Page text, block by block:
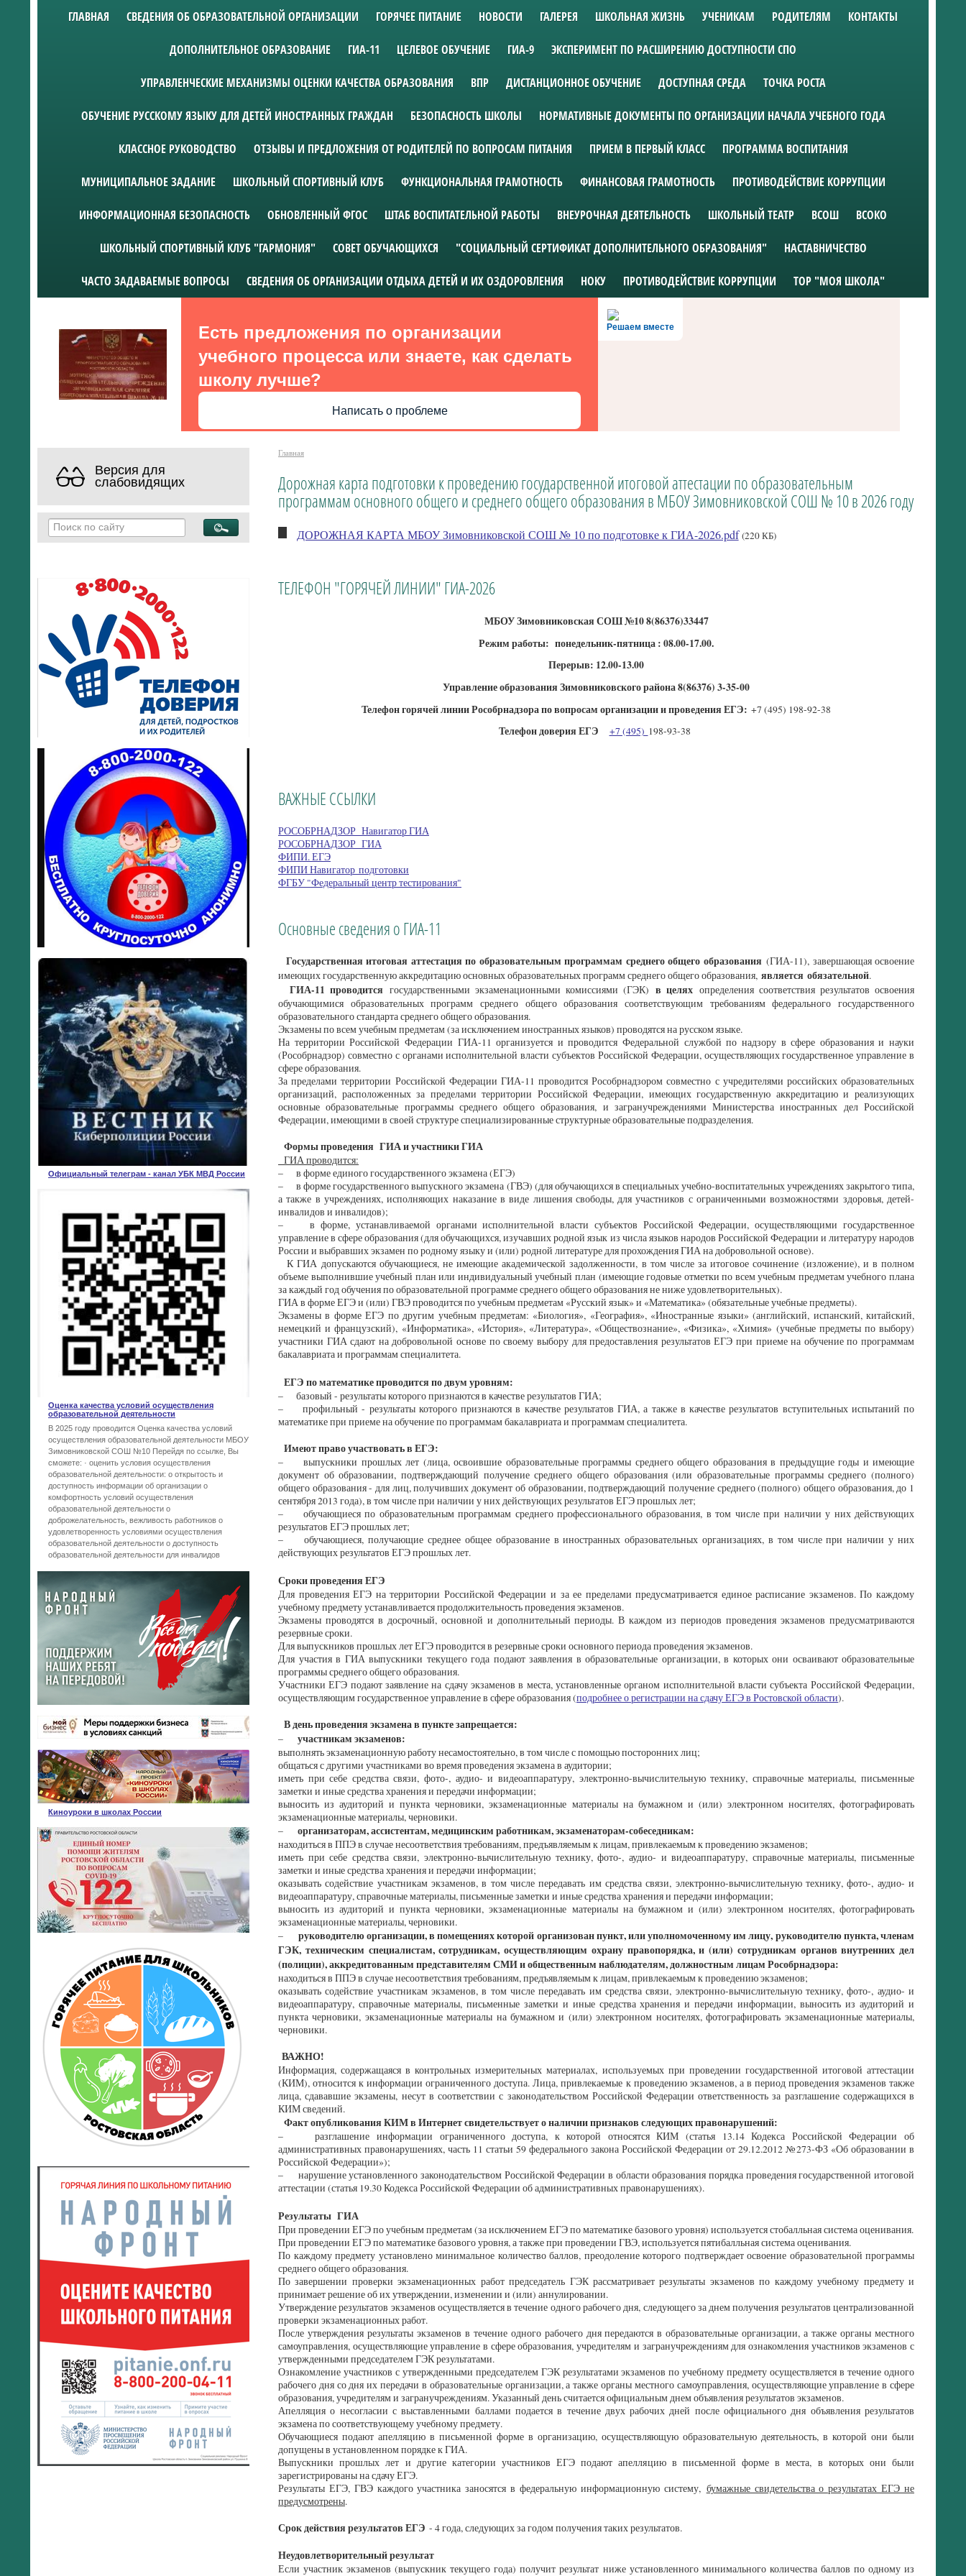
ГЛАВНАЯ СВЕДЕНИЯ ОБ ОБРАЗОВАТЕЛЬНОЙ ОРГАНИЗАЦИИ ГОРЯЧЕЕ ПИТАНИЕ НОВОСТИ ГАЛЕРЕЯ ШКОЛЬНАЯ ЖИЗНЬ УЧЕНИКАМ РОДИТЕЛЯМ КОНТАКТЫ
ДОПОЛНИТЕЛЬНОЕ ОБРАЗОВАНИЕ ГИА-11 ЦЕЛЕВОЕ ОБУЧЕНИЕ ГИА-9 ЭКСПЕРИМЕНТ ПО РАСШИРЕНИЮ ДОСТУПНОСТИ СПО
УПРАВЛЕНЧЕСКИЕ МЕХАНИЗМЫ ОЦЕНКИ КАЧЕСТВА ОБРАЗОВАНИЯ ВПР ДИСТАНЦИОННОЕ ОБУЧЕНИЕ ДОСТУПНАЯ СРЕДА ТОЧКА РОСТА
ОБУЧЕНИЕ РУССКОМУ ЯЗЫКУ ДЛЯ ДЕТЕЙ ИНОСТРАННЫХ ГРАЖДАН БЕЗОПАСНОСТЬ ШКОЛЫ НОРМАТИВНЫЕ ДОКУМЕНТЫ ПО ОРГАНИЗАЦИИ НАЧАЛА УЧЕБНОГО ГОДА
КЛАССНОЕ РУКОВОДСТВО ОТЗЫВЫ И ПРЕДЛОЖЕНИЯ ОТ РОДИТЕЛЕЙ ПО ВОПРОСАМ ПИТАНИЯ ПРИЕМ В ПЕРВЫЙ КЛАСС ПРОГРАММА ВОСПИТАНИЯ
МУНИЦИПАЛЬНОЕ ЗАДАНИЕ ШКОЛЬНЫЙ СПОРТИВНЫЙ КЛУБ ФУНКЦИОНАЛЬНАЯ ГРАМОТНОСТЬ ФИНАНСОВАЯ ГРАМОТНОСТЬ ПРОТИВОДЕЙСТВИЕ КОРРУПЦИИ
ИНФОРМАЦИОННАЯ БЕЗОПАСНОСТЬ ОБНОВЛЕННЫЙ ФГОС ШТАБ ВОСПИТАТЕЛЬНОЙ РАБОТЫ ВНЕУРОЧНАЯ ДЕЯТЕЛЬНОСТЬ ШКОЛЬНЫЙ ТЕАТР ВСОШ ВСОКО
ШКОЛЬНЫЙ СПОРТИВНЫЙ КЛУБ "ГАРМОНИЯ" СОВЕТ ОБУЧАЮЩИХСЯ "СОЦИАЛЬНЫЙ СЕРТИФИКАТ ДОПОЛНИТЕЛЬНОГО ОБРАЗОВАНИЯ" НАСТАВНИЧЕСТВО
ЧАСТО ЗАДАВАЕМЫЕ ВОПРОСЫ СВЕДЕНИЯ ОБ ОРГАНИЗАЦИИ ОТДЫХА ДЕТЕЙ И ИХ ОЗДОРОВЛЕНИЯ НОКУ ПРОТИВОДЕЙСТВИЕ КОРРУПЦИИ ТОР "МОЯ ШКОЛА"
Решаем вместе
Есть предложения по организации
учебного процесса или знаете, как сделать
школу лучше?
Написать о проблеме
Версия для
слабовидящих
Официальный телеграм - канал УБК МВД России
Оценка качества условий осуществления
образовательной деятельности
В 2025 году проводится Оценка качества условий
осуществления образовательной деятельности МБОУ
Зимовниковской СОШ №10 Перейдя по ссылке, Вы
сможете: · оценить условия осуществления
образовательной деятельности: o открытость и
доступность информации об организации o
комфортность условий осуществления
образовательной деятельности o
доброжелательность, вежливость работников o
удовлетворенность условиями осуществления
образовательной деятельности o доступность
образовательной деятельности для инвалидов
Киноуроки в школах России
Главная
Дорожная карта подготовки к проведению государственной итоговой аттестации по образовательным
программам основного общего и среднего общего образования в МБОУ Зимовниковской СОШ № 10 в 2026 году
ДОРОЖНАЯ КАРТА МБОУ Зимовниковской СОШ № 10 по подготовке к ГИА-2026.pdf (220 КБ)
ТЕЛЕФОН "ГОРЯЧЕЙ ЛИНИИ" ГИА-2026
МБОУ Зимовниковская СОШ №108(86376)33447
Режим работы: понедельник-пятница : 08.00-17.00.
Перерыв: 12.00-13.00
Управление образования Зимовниковского района8(86376) 3-35-00
Телефон горячей линии Рособрнадзора по вопросам организации и проведения ЕГЭ: +7 (495) 198-92-38
Телефон доверия ЕГЭ +7 (495) 198-93-38
ВАЖНЫЕ ССЫЛКИ
РОСОБРНАДЗОР Навигатор ГИА
РОСОБРНАДЗОР ГИА
ФИПИ. ЕГЭ
ФИПИ Навигатор подготовки
ФГБУ "Федеральный центр тестирования"
Основные сведения о ГИА-11
Государственная итоговая аттестация по образовательным программам среднего общего образования (ГИА-11), завершающая освоение
имеющих государственную аккредитацию основных образовательных программ среднего общего образования, является обязательной.
ГИА-11 проводится государственными экзаменационными комиссиями (ГЭК) в целях определения соответствия результатов освоения
обучающимися образовательных программ среднего общего образования соответствующим требованиям федерального государственного
образовательного стандарта среднего общего образования.
Экзамены по всем учебным предметам (за исключением иностранных языков) проводятся на русском языке.
На территории Российской Федерации ГИА-11 организуется и проводится Федеральной службой по надзору в сфере образования и науки
(Рособрнадзор) совместно с органами исполнительной власти субъектов Российской Федерации, осуществляющих государственное управление в
сфере образования.
За пределами территории Российской Федерации ГИА-11 проводится Рособрнадзором совместно с учредителями российских образовательных
организаций, расположенных за пределами территории Российской Федерации, имеющих государственную аккредитацию и реализующих
основные образовательные программы среднего общего образования, и загранучреждениями Министерства иностранных дел Российской
Федерации, имеющими в своей структуре специализированные структурные образовательные подразделения.
Формы проведения ГИА и участники ГИА
ГИА проводится:
– в форме единого государственного экзамена (ЕГЭ)
– в форме государственного выпускного экзамена (ГВЭ) (для обучающихся в специальных учебно-воспитательных учреждениях закрытого типа,
а также в учреждениях, исполняющих наказание в виде лишения свободы, для участников с ограниченными возможностями здоровья, детей-
инвалидов и инвалидов);
– в форме, устанавливаемой органами исполнительной власти субъектов Российской Федерации, осуществляющими государственное
управление в сфере образования (для обучающихся, изучавших родной язык из числа языков народов Российской Федерации и литературу народов
России и выбравших экзамен по родному языку и (или) родной литературе для прохождения ГИА на добровольной основе).
К ГИА допускаются обучающиеся, не имеющие академической задолженности, в том числе за итоговое сочинение (изложение), и в полном
объеме выполнившие учебный план или индивидуальный учебный план (имеющие годовые отметки по всем учебным предметам учебного плана
за каждый год обучения по образовательной программе среднего общего образования не ниже удовлетворительных).
ГИА в форме ЕГЭ и (или) ГВЭ проводится по учебным предметам «Русский язык» и «Математика» (обязательные учебные предметы).
Экзамены в форме ЕГЭ по другим учебным предметам: «Биология», «География», «Иностранные языки» (английский, испанский, китайский,
немецкий и французский), «Информатика», «История», «Литература», «Обществознание», «Физика», «Химия» (учебные предметы по выбору)
участники ГИА сдают на добровольной основе по своему выбору для предоставления результатов ЕГЭ при приеме на обучение по программам
бакалавриата и программам специалитета.
ЕГЭ по математике проводится по двум уровням:
– базовый - результаты которого признаются в качестве результатов ГИА;
– профильный - результаты которого признаются в качестве результатов ГИА, а также в качестве результатов вступительных испытаний по
математике при приеме на обучение по программам бакалавриата и программам специалитета.
Имеют право участвовать в ЕГЭ:
– выпускники прошлых лет (лица, освоившие образовательные программы среднего общего образования в предыдущие годы и имеющие
документ об образовании, подтверждающий получение среднего общего образования (или образовательные программы среднего (полного)
общего образования - для лиц, получивших документ об образовании, подтверждающий получение среднего (полного) общего образования, до 1
сентября 2013 года), в том числе при наличии у них действующих результатов ЕГЭ прошлых лет;
– обучающиеся по образовательным программам среднего профессионального образования, в том числе при наличии у них действующих
результатов ЕГЭ прошлых лет;
– обучающиеся, получающие среднее общее образование в иностранных образовательных организациях, в том числе при наличии у них
действующих результатов ЕГЭ прошлых лет.
Сроки проведения ЕГЭ
Для проведения ЕГЭ на территории Российской Федерации и за ее пределами предусматривается единое расписание экзаменов. По каждому
учебному предмету устанавливается продолжительность проведения экзаменов.
Экзамены проводятся в досрочный, основной и дополнительный периоды. В каждом из периодов проведения экзаменов предусматриваются
резервные сроки.
Для выпускников прошлых лет ЕГЭ проводится в резервные сроки основного периода проведения экзаменов.
Для участия в ГИА выпускники текущего года подают заявления в образовательные организации, в которых они осваивают образовательные
программы среднего общего образования.
Участники ЕГЭ подают заявление на сдачу экзаменов в места, установленные органом исполнительной власти субъекта Российской Федерации,
осуществляющим государственное управление в сфере образования (подробнее о регистрации на сдачу ЕГЭ в Ростовской области).
В день проведения экзамена в пункте запрещается:
– участникам экзаменов:
выполнять экзаменационную работу несамостоятельно, в том числе с помощью посторонних лиц;
общаться с другими участниками во время проведения экзамена в аудитории;
иметь при себе средства связи, фото-, аудио- и видеоаппаратуру, электронно-вычислительную технику, справочные материалы, письменные
заметки и иные средства хранения и передачи информации;
выносить из аудиторий и пункта черновики, экзаменационные материалы на бумажном и (или) электронном носителях, фотографировать
экзаменационные материалы, черновики.
– организаторам, ассистентам, медицинским работникам, экзаменаторам-собеседникам:
находиться в ППЭ в случае несоответствия требованиям, предъявляемым к лицам, привлекаемым к проведению экзаменов;
иметь при себе средства связи, электронно-вычислительную технику, фото-, аудио- и видеоаппаратуру, справочные материалы, письменные
заметки и иные средства хранения и передачи информации;
оказывать содействие участникам экзаменов, в том числе передавать им средства связи, электронно-вычислительную технику, фото-, аудио- и
видеоаппаратуру, справочные материалы, письменные заметки и иные средства хранения и передачи информации;
выносить из аудиторий и пункта черновики, экзаменационные материалы на бумажном и (или) электронном носителях, фотографировать
экзаменационные материалы, черновики.
– руководителю организации, в помещениях которой организован пункт, или уполномоченному им лицу, руководителю пункта, членам
ГЭК, техническим специалистам, сотрудникам, осуществляющим охрану правопорядка, и (или) сотрудникам органов внутренних дел
(полиции), аккредитованным представителям СМИ и общественным наблюдателям, должностным лицам Рособрнадзора:
находиться в ППЭ в случае несоответствия требованиям, предъявляемым к лицам, привлекаемым к проведению экзаменов;
оказывать содействие участникам экзаменов, в том числе передавать им средства связи, электронно-вычислительную технику, фото-, аудио- и
видеоаппаратуру, справочные материалы, письменные заметки и иные средства хранения и передачи информации, выносить из аудиторий и
пункта черновики, экзаменационные материалы на бумажном и (или) электронном носителях, фотографировать экзаменационные материалы,
черновики.
ВАЖНО!
Информация, содержащаяся в контрольных измерительных материалах, используемых при проведении государственной итоговой аттестации
(КИМ), относится к информации ограниченного доступа. Лица, привлекаемые к проведению экзаменов, а в период проведения экзаменов также
лица, сдававшие экзамены, несут в соответствии с законодательством Российской Федерации ответственность за разглашение содержащихся в
КИМ сведений.
Факт опубликования КИМ в Интернет свидетельствует о наличии признаков следующих правонарушений:
– разглашение информации ограниченного доступа, к которой относятся КИМ (статья 13.14 Кодекса Российской Федерации об
административных правонарушениях, часть 11 статьи 59 федерального закона Российской Федерации от 29.12.2012 №273-ФЗ «Об образовании в
Российской Федерации»);
– нарушение установленного законодательством Российской Федерации в области образования порядка проведения государственной итоговой
аттестации (статья 19.30 Кодекса Российской Федерации об административных правонарушениях).
Результаты ГИА
При проведении ЕГЭ по учебным предметам (за исключением ЕГЭ по математике базового уровня) используется стобалльная система оценивания.
При проведении ЕГЭ по математике базового уровня, а также при проведении ГВЭ, используется пятибалльная система оценивания.
По каждому предмету установлено минимальное количество баллов, преодоление которого подтверждает освоение образовательной программы
среднего общего образования.
По завершении проверки экзаменационных работ председатель ГЭК рассматривает результаты экзаменов по каждому учебному предмету и
принимает решение об их утверждении, изменении и (или) аннулировании.
Утверждение результатов экзаменов осуществляется в течение одного рабочего дня, следующего за днем получения результатов централизованной
проверки экзаменационных работ.
После утверждения результаты экзаменов в течение одного рабочего дня передаются в образовательные организации, а также органы местного
самоуправления, осуществляющие управление в сфере образования, учредителям и загранучреждениям для ознакомления участников экзаменов с
утвержденными председателем ГЭК результатами.
Ознакомление участников с утвержденными председателем ГЭК результатами экзаменов по учебному предмету осуществляется в течение одного
рабочего дня со дня их передачи в образовательные организации, а также органы местного самоуправления, осуществляющие управление в сфере
образования, учредителям и загранучреждениям. Указанный день считается официальным днем объявления результатов экзаменов.
Апелляция о несогласии с выставленными баллами подается в течение двух рабочих дней после официального дня объявления результатов
экзамена по соответствующему учебному предмету.
Обучающиеся подают апелляцию в письменной форме в организацию, осуществляющую образовательную деятельность, в которой они были
допущены в установленном порядке к ГИА.
Выпускники прошлых лет и другие категории участников ЕГЭ подают апелляцию в письменной форме в места, в которых они были
зарегистрированы на сдачу ЕГЭ.
Результаты ЕГЭ, ГВЭ каждого участника заносятся в федеральную информационную систему, бумажные свидетельства о результатах ЕГЭ не
предусмотрены.
Срок действия результатов ЕГЭ - 4 года, следующих за годом получения таких результатов.
Неудовлетворительный результат
Если участник экзаменов (выпускник текущего года) получит результат ниже установленного минимального количества баллов по одному из